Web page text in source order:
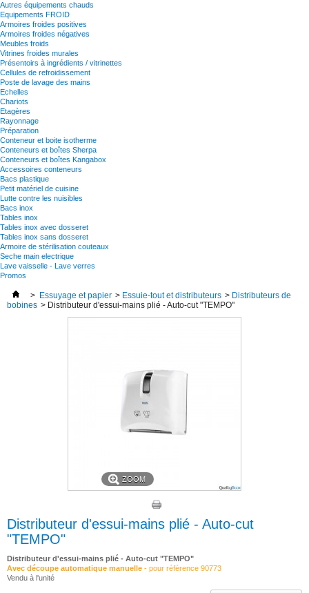
Autres équipements chauds
Equipements FROID
Armoires froides positives
Armoires froides négatives
Meubles froids
Vitrines froides murales
Présentoirs à ingrédients / vitrinettes
Cellules de refroidissement
Poste de lavage des mains
Echelles
Chariots
Etagères
Rayonnage
Préparation
Conteneur et boite isotherme
Conteneurs et boîtes Sherpa
Conteneurs et boîtes Kangabox
Accessoires conteneurs
Bacs plastique
Petit matériel de cuisine
Lutte contre les nuisibles
Bacs inox
Tables inox
Tables inox avec dosseret
Tables inox sans dosseret
Armoire de stérilisation couteaux
Seche main electrique
Lave vaisselle - Lave verres
Promos
> Essuyage et papier > Essuie-tout et distributeurs > Distributeurs de
bobines > Distributeur d'essui-mains plié - Auto-cut "TEMPO"
ZOOM
Distributeur d'essui-mains plié - Auto-cut
"TEMPO"
Distributeur d'essui-mains plié - Auto-cut "TEMPO"
Avec découpe automatique manuelle - pour référence 90773
Vendu à l'unité